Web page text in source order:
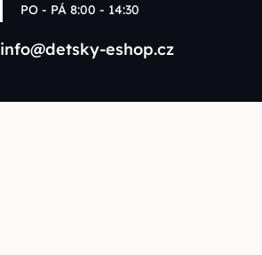
PO - PÁ 8:00 - 14:30
info@detsky-eshop.cz